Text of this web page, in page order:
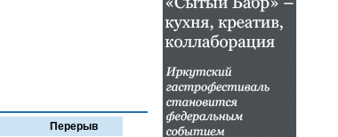
Перерыв